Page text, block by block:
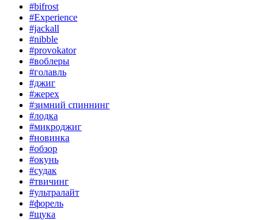
#bifrost
#Experience
#jackall
#nibble
#provokator
#воблеры
#голавль
#джиг
#жерех
#зимний спиннинг
#лодка
#микроджиг
#новинка
#обзор
#окунь
#судак
#твичинг
#ультралайт
#форель
#щука